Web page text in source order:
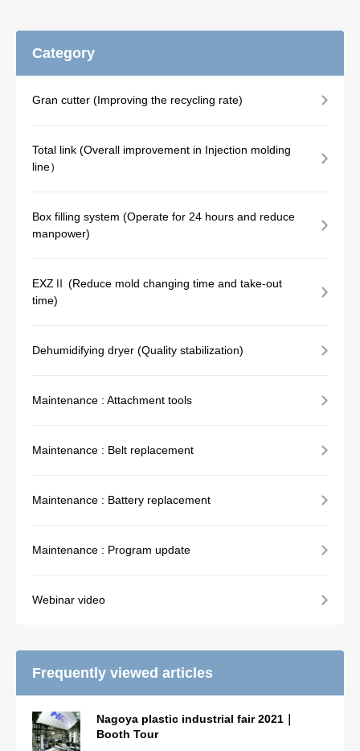
Category
Gran cutter (Improving the recycling rate)
Total link (Overall improvement in Injection molding
line）
Box filling system (Operate for 24 hours and reduce
manpower)
EXZⅡ (Reduce mold changing time and take-out
time)
Dehumidifying dryer (Quality stabilization)
Maintenance : Attachment tools
Maintenance : Belt replacement
Maintenance : Battery replacement
Maintenance : Program update
Webinar video
Frequently viewed articles
Nagoya plastic industrial fair 2021｜
Booth Tour